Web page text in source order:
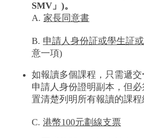
SMV 」 )。
A. 家長同意書
B. 申請人身份証或學生証
意一項)
如報讀多個課程，只需遞交
申請人身份證明副本，但
置清楚列明所有報讀的課程
C. 港幣100元劃線支票